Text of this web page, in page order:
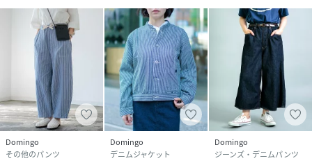
Domingo
その他のパンツ
Domingo
デニムジャケット
Domingo
ジーンズ・デニムパンツ